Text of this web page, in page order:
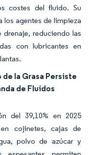
costes del fluido. Su
agentes de limpieza
reduciendo las
con lubricantes en
de la Grasa Persiste
de Fluidos
del 39,10% en 2025
cojinetes, cajas de
polvo de azúcar y